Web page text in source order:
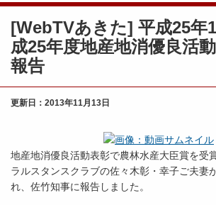
[WebTVあきた] 平成25年
成25年度地産地消優良活
報告
更新日： 2013年11月13日
地産地消優良活動表彰で農林水産大臣賞を受
ラルスタンスクラブの佐々木彰・幸子ご夫妻
れ、佐竹知事に報告しました。